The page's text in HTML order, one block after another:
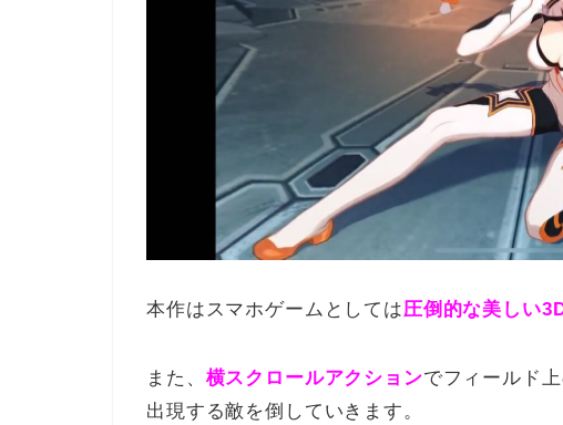
本作はスマホゲームとしては圧倒的な美しい
また、 横スクロールアクションでフィールド
出現する敵を倒していきます。